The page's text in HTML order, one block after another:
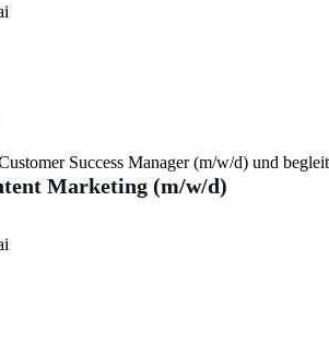
Success Manager (m/w/d) und
Marketing (m/w/d)